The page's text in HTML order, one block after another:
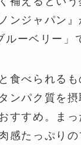
ンジャパン
ーベリー」
食べられる
ンパク質を
すすめ。ま
感たっぷり